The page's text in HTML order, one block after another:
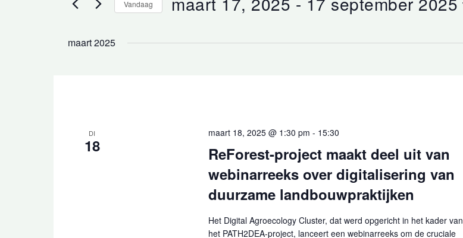
weergeven
Vandaag
een
maart 2025
DI
18
ReForest-project maakt deel uit van
webinarreeks over digitalisering van
duurzame landbouwpraktijken
maart 18, 2025 @ 1:30 pm - 15:30
Het Digital Agroecology Cluster, dat werd opgericht in het kader van
het PATH2DEA-project, lanceert een webinarreeks om de cruciale